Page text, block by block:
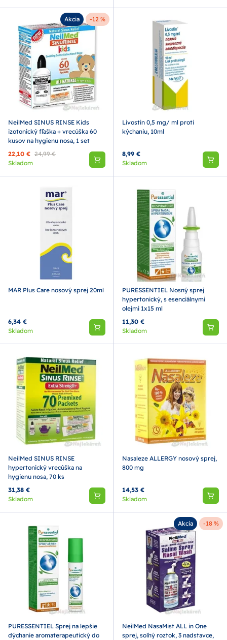
Akcia -12 %
NeilMed SINUS RINSE Kids
izotonický fľaška + vrecúška 60
kusov na hygienu nosa, 1 set
22,10 € 24,99 €
Skladom
Livostin 0,5 mg/ ml proti
kýchaniu, 10ml
8,99 €
Skladom
MAR Plus Care nosový sprej 20ml
6,34 €
Skladom
PURESSENTIEL Nosný sprej
hypertonický, s esenciálnymi
olejmi 1x15 ml
11,30 €
Skladom
NeilMed SINUS RINSE
hypertonický vrecúška na
hygienu nosa, 70 ks
31,38 €
Skladom
Nasaleze ALLERGY nosový sprej,
800 mg
14,53 €
Skladom
PURESSENTIEL Sprej na lepšie
dýchanie aromaterapeutický do
Akcia -18 %
NeilMed NasaMist ALL in One
sprej, soľný roztok, 3 nadstavce,